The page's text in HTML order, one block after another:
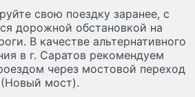
свою поездку заранее, с
дорожной обстановкой на
В качестве альтернативного
в г. Саратов рекомендуем
через мостовой переход
мост).